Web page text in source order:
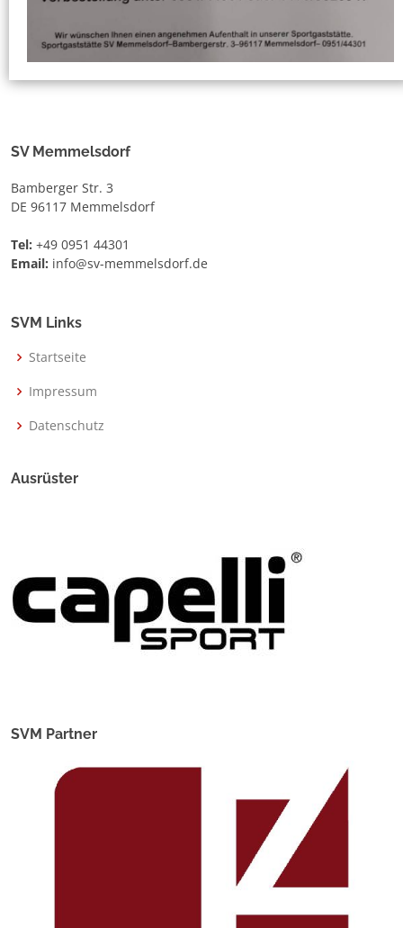
SV Memmelsdorf
Bamberger Str. 3
DE 96117 Memmelsdorf
Tel: +49 0951 44301
Email: info@sv-memmelsdorf.de
SVM Links
Startseite
Impressum
Datenschutz
Ausrüster
SVM Partner